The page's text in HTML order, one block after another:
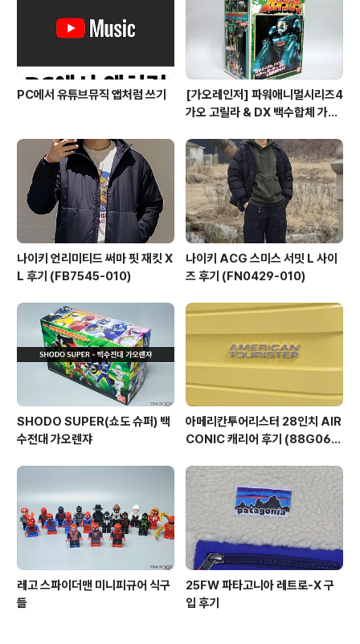
가 되지 않았으니 빨리 결제하라는 문자였다. 이게 무슨
일?! 부랴부랴 예약 사..
PC에서 유튜브뮤직 앱처럼 쓰기
[가오레인저] 파워애니멀시리즈4
가오 고릴라 & DX 백수합체 가오
나이키 언리미티드 써마 핏 재킷 X
L 후기 (FB7545-010)
나이키 ACG 스미스 서밋 L 사이
즈 후기 (FN0429-010)
SHODO SUPER(쇼도 슈퍼) 백
수전대 가오렌쟈
아메리칸투어리스터 28인치 AIR
CONIC 캐리어 후기 (88G060
레고 스파이더맨 미니피규어 식구
들
25FW 파타고니아 레트로-X 구
입 후기